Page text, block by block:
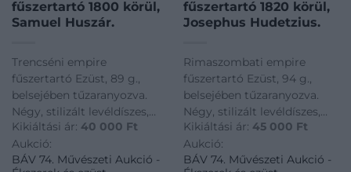
fűszertartó 1800 körül,
Samuel Huszár.
Trencséni empire
fűszertartó Ezüst, 89 g.,
belsejében tűzaranyozva.
Négy, stilizált levéldíszes,
kihajló lábon álló ovális
tálka, peremén hengerelt
díszítménnyel. Alján jelzett:
Kikiáltási ár: 40 000 Ft
Aukció:
BÁV 74. Művészeti Aukció -
fűszertartó 1820 körül,
Josephus Hudetzius.
Rimaszombati empire
fűszertartó Ezüst, 94 g.,
belsejében tűzaranyozva.
Négy, stilizált levéldíszes,
kihajló lábakon álló,
belsejében osztott, ovális
tálka. Alján jelzett:
Kikiáltási ár: 45 000 Ft
Aukció:
BÁV 74. Művészeti Aukció -